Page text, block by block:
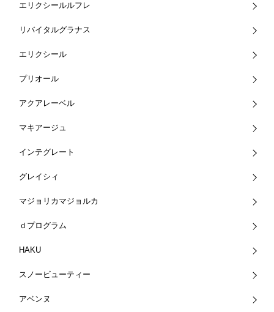
エリクシールルフレ
リバイタルグラナス
エリクシール
プリオール
アクアレーベル
マキアージュ
インテグレート
グレイシィ
マジョリカマジョルカ
ｄプログラム
HAKU
スノービューティー
アベンヌ